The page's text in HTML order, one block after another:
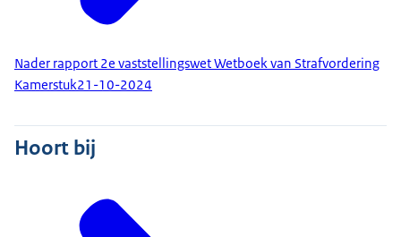
Nader rapport 2e vaststellingswet Wetboek van Strafvordering
Kamerstuk21-10-2024
Hoort bij